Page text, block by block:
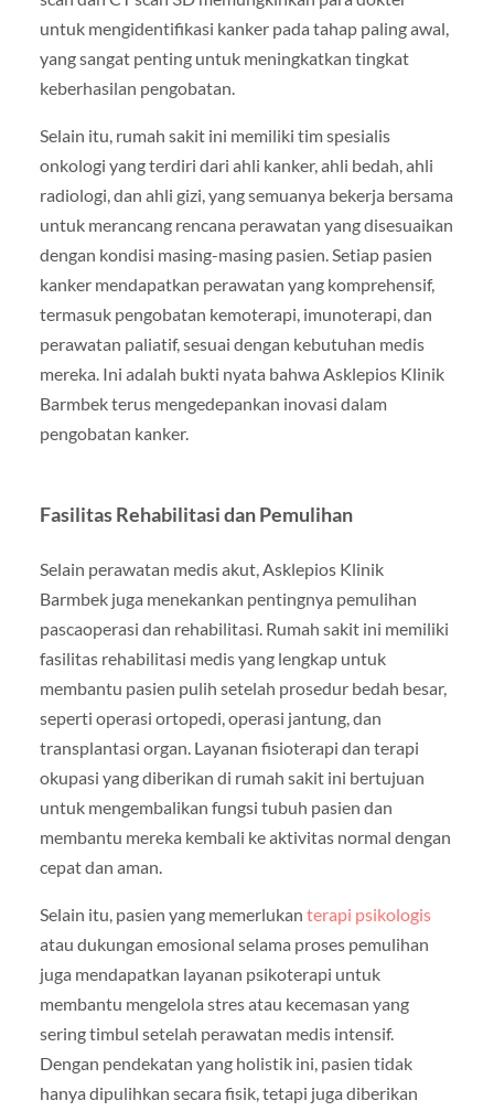
untuk mengidentifikasi kanker pada tahap paling awal,
yang sangat penting untuk meningkatkan tingkat
keberhasilan pengobatan.
Selain itu, rumah sakit ini memiliki tim spesialis
onkologi yang terdiri dari ahli kanker, ahli bedah, ahli
radiologi, dan ahli gizi, yang semuanya bekerja bersama
untuk merancang rencana perawatan yang disesuaikan
dengan kondisi masing-masing pasien. Setiap pasien
kanker mendapatkan perawatan yang komprehensif,
termasuk pengobatan kemoterapi, imunoterapi, dan
perawatan paliatif, sesuai dengan kebutuhan medis
mereka. Ini adalah bukti nyata bahwa Asklepios Klinik
Barmbek terus mengedepankan inovasi dalam
pengobatan kanker.
Fasilitas Rehabilitasi dan Pemulihan
Selain perawatan medis akut, Asklepios Klinik
Barmbek juga menekankan pentingnya pemulihan
pascaoperasi dan rehabilitasi. Rumah sakit ini memiliki
fasilitas rehabilitasi medis yang lengkap untuk
membantu pasien pulih setelah prosedur bedah besar,
seperti operasi ortopedi, operasi jantung, dan
transplantasi organ. Layanan fisioterapi dan terapi
okupasi yang diberikan di rumah sakit ini bertujuan
untuk mengembalikan fungsi tubuh pasien dan
membantu mereka kembali ke aktivitas normal dengan
cepat dan aman.
Selain itu, pasien yang memerlukan terapi psikologis
atau dukungan emosional selama proses pemulihan
juga mendapatkan layanan psikoterapi untuk
membantu mengelola stres atau kecemasan yang
sering timbul setelah perawatan medis intensif.
Dengan pendekatan yang holistik ini, pasien tidak
hanya dipulihkan secara fisik, tetapi juga diberikan